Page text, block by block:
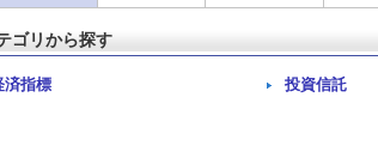
ゴリから探す
済指標 投資信託